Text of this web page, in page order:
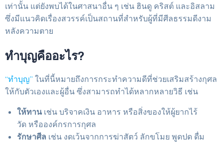
เท่านั้น แต่ยังพบได้ในศาสนาอื่น ๆ เช่น ฮินดู คริสต์ และอิสลาม
ซึ่งมีแนวคิดเรื่องสวรรค์เป็นสถานที่สำหรับผู้ที่มีศีลธรรมดีงาม
หลังความตาย
ทำบุญคืออะไร?
“ทำบุญ” ในที่นี้หมายถึงการกระทำความดีที่ช่วยเสริมสร้างกุศล
ให้กับตัวเองและผู้อื่น ซึ่งสามารถทำได้หลากหลายวิธี เช่น
ให้ทานเช่น บริจาคเงิน อาหาร หรือสิ่งของให้ผู้ยากไร้
วัด หรือองค์กรการกุศล
รักษาศีล เช่น งดเว้นจากการฆ่าสัตว์ ลักขโมย พูดปด ดื่ม